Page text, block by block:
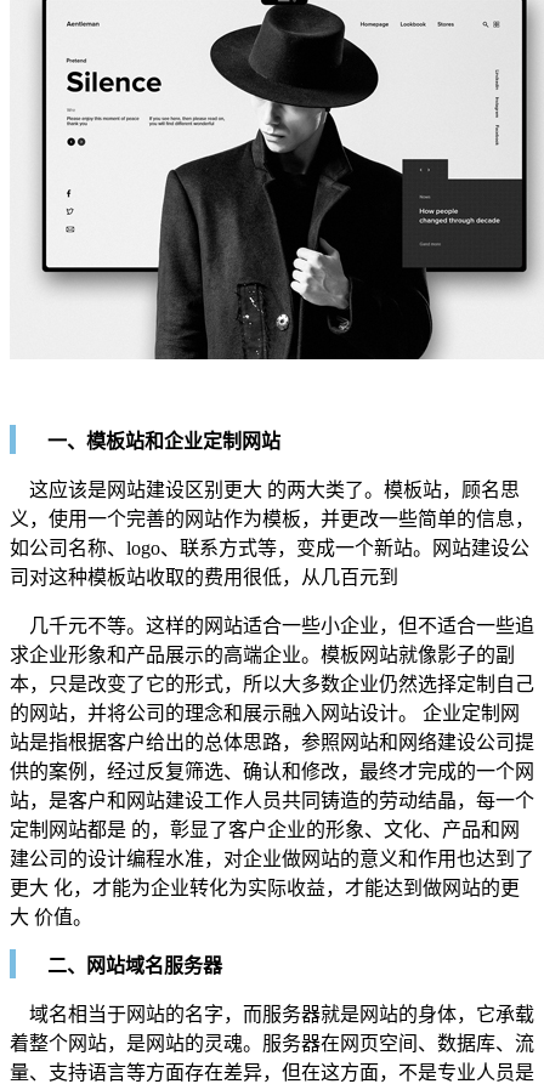
一、模板站和企业定制网站
这应该是网站建设区别更大 的两大类了。模板站，顾名思
义，使用一个完善的网站作为模板，并更改一些简单的信息，
如公司名称、logo、联系方式等，变成一个新站。网站建设公
司对这种模板站收取的费用很低，从几百元到
几千元不等。这样的网站适合一些小企业，但不适合一些追
求企业形象和产品展示的高端企业。模板网站就像影子的副
本，只是改变了它的形式，所以大多数企业仍然选择定制自己
的网站，并将公司的理念和展示融入网站设计。 企业定制网
站是指根据客户给出的总体思路，参照网站和网络建设公司提
供的案例，经过反复筛选、确认和修改，最终才完成的一个网
站，是客户和网站建设工作人员共同铸造的劳动结晶，每一个
定制网站都是 的，彰显了客户企业的形象、文化、产品和网
建公司的设计编程水准，对企业做网站的意义和作用也达到了
更大 化，才能为企业转化为实际收益，才能达到做网站的更
大 价值。
二、网站域名服务器
域名相当于网站的名字，而服务器就是网站的身体，它承载
着整个网站，是网站的灵魂。服务器在网页空间、数据库、流
量、支持语言等方面存在差异，但在这方面，不是专业人员是